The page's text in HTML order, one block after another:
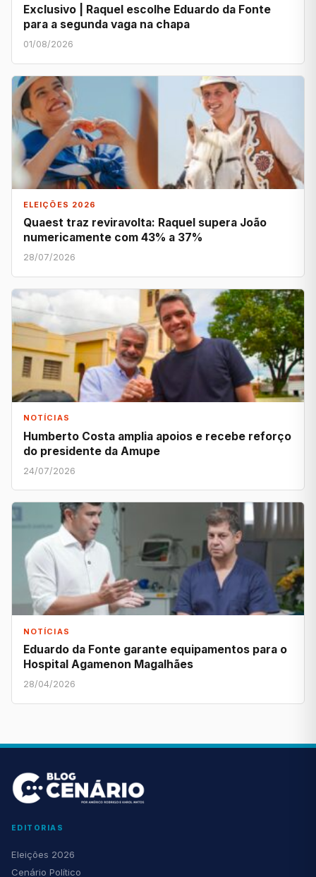
Exclusivo | Raquel escolhe Eduardo da Fonte
para a segunda vaga na chapa
01/08/2026
ELEIÇÕES 2026
Quaest traz reviravolta: Raquel supera João
numericamente com 43% a 37%
28/07/2026
NOTÍCIAS
Humberto Costa amplia apoios e recebe reforço
do presidente da Amupe
24/07/2026
NOTÍCIAS
Eduardo da Fonte garante equipamentos para o
Hospital Agamenon Magalhães
28/04/2026
EDITORIAS
Eleições 2026
Cenário Político